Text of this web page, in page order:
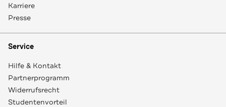
Karriere
Presse
Service
Hilfe & Kontakt
Partnerprogramm
Widerrufsrecht
Studentenvorteil